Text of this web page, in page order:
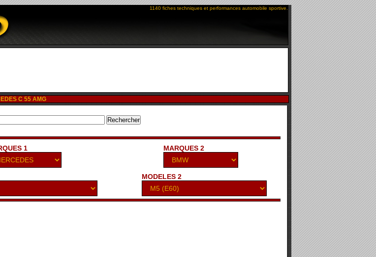
1140 fiches techniques et performances automobile sportive.
C 55 AMG
1 MARQUES 2
MODELES 2